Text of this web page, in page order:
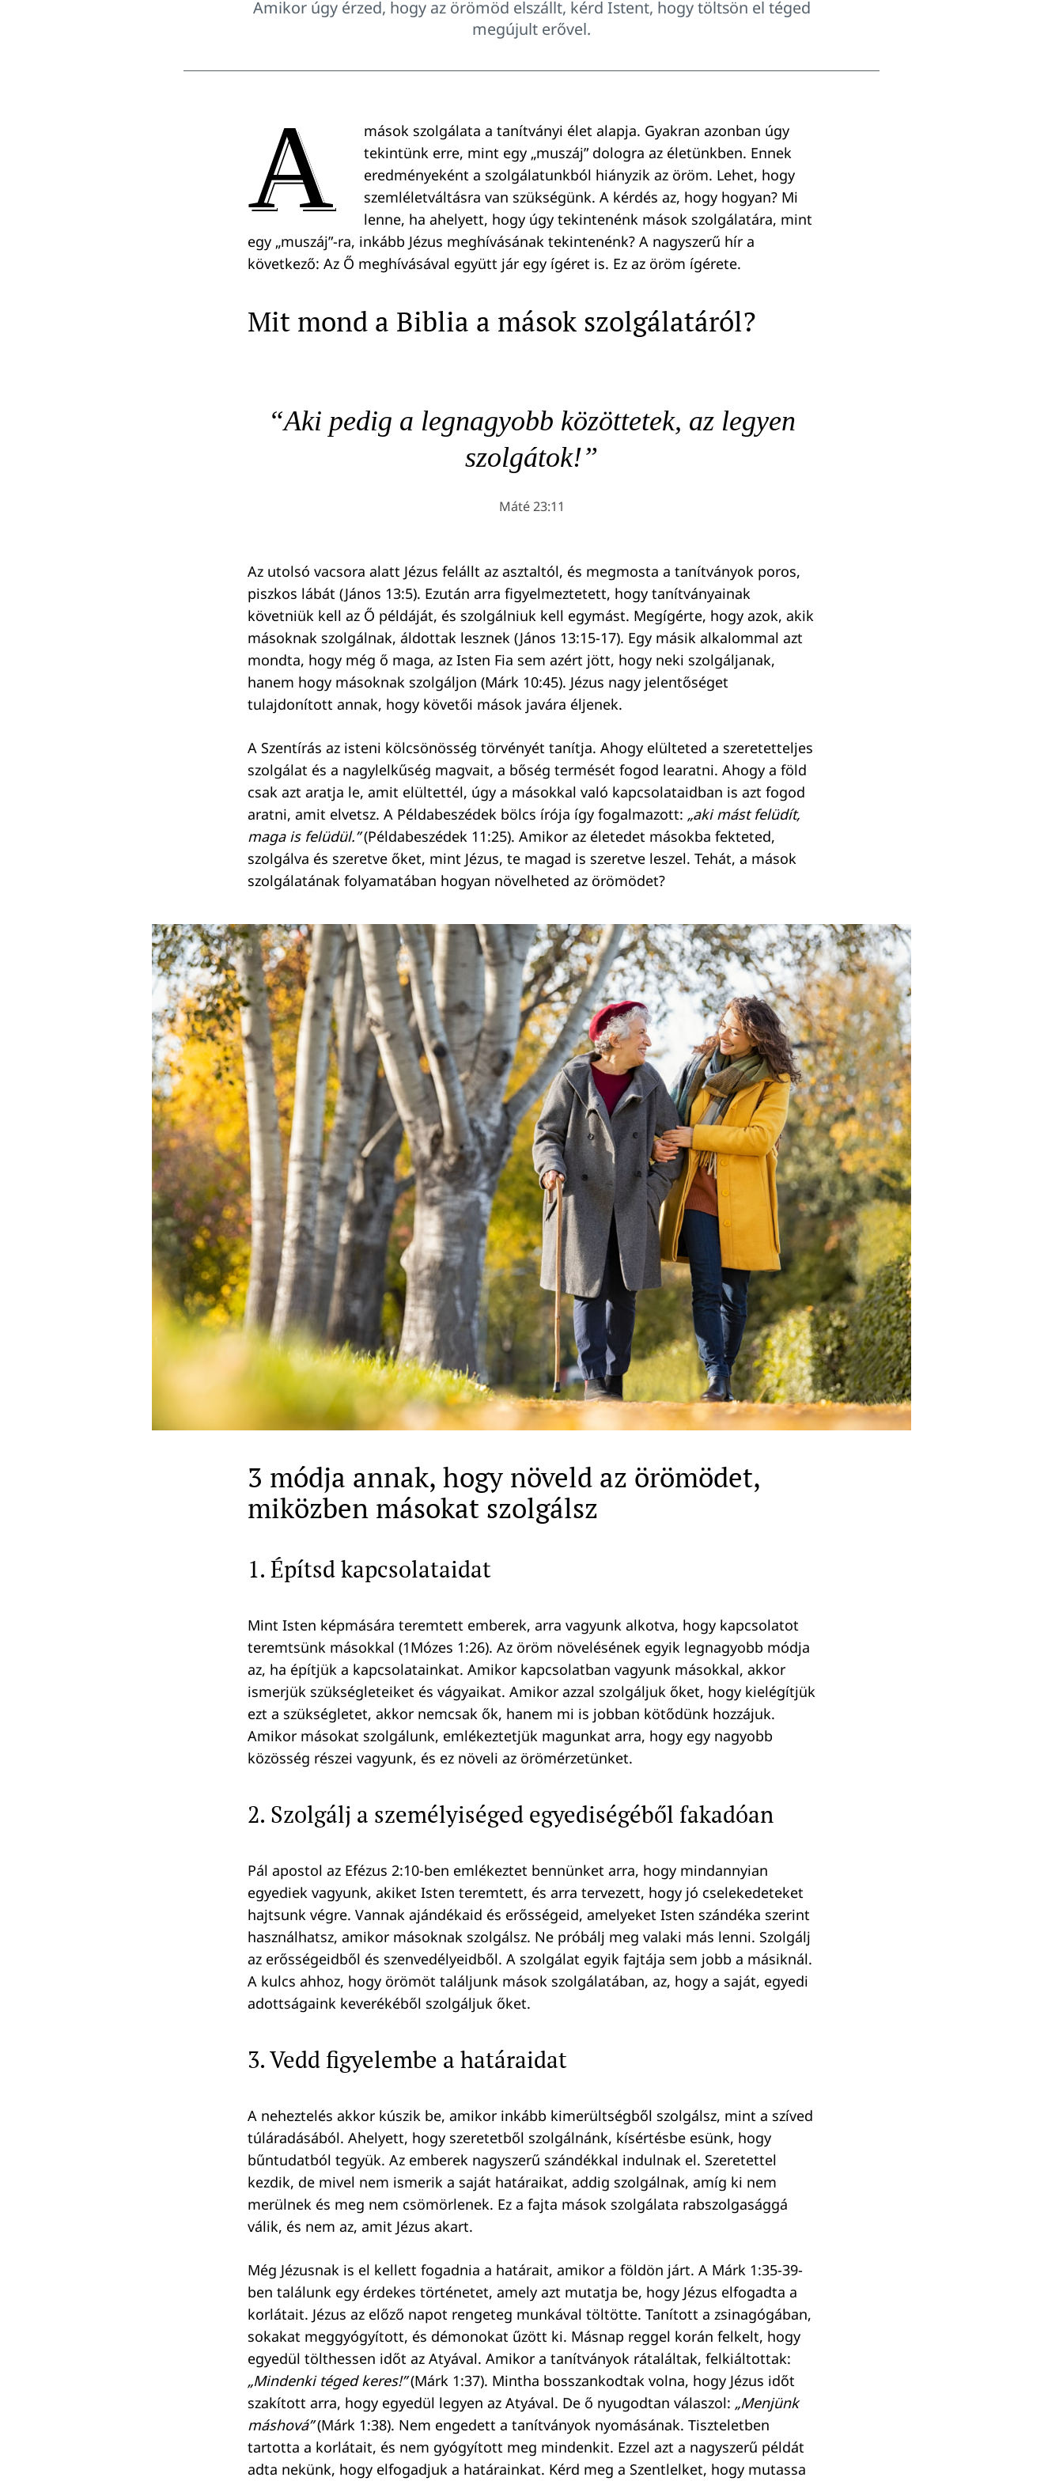
Amikor úgy érzed, hogy az örömöd elszállt, kérd Istent, hogy töltsön el téged
megújult erővel.
A
mások szolgálata a tanítványi élet alapja. Gyakran azonban úgy
tekintünk erre, mint egy „muszáj” dologra az életünkben. Ennek
eredményeként a szolgálatunkból hiányzik az öröm. Lehet, hogy
szemléletváltásra van szükségünk. A kérdés az, hogy hogyan? Mi
lenne, ha ahelyett, hogy úgy tekintenénk mások szolgálatára, mint
egy „muszáj”-ra, inkább Jézus meghívásának tekintenénk? A nagyszerű hír a
következő: Az Ő meghívásával együtt jár egy ígéret is. Ez az öröm ígérete.
Mit mond a Biblia a mások szolgálatáról?
“Aki pedig a legnagyobb közöttetek, az legyen
szolgátok!”
Máté 23:11
Az utolsó vacsora alatt Jézus felállt az asztaltól, és megmosta a tanítványok poros,
piszkos lábát (János 13:5). Ezután arra figyelmeztetett, hogy tanítványainak
követniük kell az Ő példáját, és szolgálniuk kell egymást. Megígérte, hogy azok, akik
másoknak szolgálnak, áldottak lesznek (János 13:15-17). Egy másik alkalommal azt
mondta, hogy még ő maga, az Isten Fia sem azért jött, hogy neki szolgáljanak,
hanem hogy másoknak szolgáljon (Márk 10:45). Jézus nagy jelentőséget
tulajdonított annak, hogy követői mások javára éljenek.
A Szentírás az isteni kölcsönösség törvényét tanítja. Ahogy elülteted a szeretetteljes
szolgálat és a nagylelkűség magvait, a bőség termését fogod learatni. Ahogy a föld
csak azt aratja le, amit elültettél, úgy a másokkal való kapcsolataidban is azt fogod
aratni, amit elvetsz. A Példabeszédek bölcs írója így fogalmazott: „aki mást felüdít,
maga is felüdül.”(Példabeszédek 11:25). Amikor az életedet másokba fekteted,
szolgálva és szeretve őket, mint Jézus, te magad is szeretve leszel. Tehát, a mások
szolgálatának folyamatában hogyan növelheted az örömödet?
3 módja annak, hogy növeld az örömödet,
miközben másokat szolgálsz
1. Építsd kapcsolataidat
Mint Isten képmására teremtett emberek, arra vagyunk alkotva, hogy kapcsolatot
teremtsünk másokkal (1Mózes 1:26). Az öröm növelésének egyik legnagyobb módja
az, ha építjük a kapcsolatainkat. Amikor kapcsolatban vagyunk másokkal, akkor
ismerjük szükségleteiket és vágyaikat. Amikor azzal szolgáljuk őket, hogy kielégítjük
ezt a szükségletet, akkor nemcsak ők, hanem mi is jobban kötődünk hozzájuk.
Amikor másokat szolgálunk, emlékeztetjük magunkat arra, hogy egy nagyobb
közösség részei vagyunk, és ez növeli az örömérzetünket.
2. Szolgálj a személyiséged egyediségéből fakadóan
Pál apostol az Efézus 2:10-ben emlékeztet bennünket arra, hogy mindannyian
egyediek vagyunk, akiket Isten teremtett, és arra tervezett, hogy jó cselekedeteket
hajtsunk végre. Vannak ajándékaid és erősségeid, amelyeket Isten szándéka szerint
használhatsz, amikor másoknak szolgálsz. Ne próbálj meg valaki más lenni. Szolgálj
az erősségeidből és szenvedélyeidből. A szolgálat egyik fajtája sem jobb a másiknál.
A kulcs ahhoz, hogy örömöt találjunk mások szolgálatában, az, hogy a saját, egyedi
adottságaink keverékéből szolgáljuk őket.
3. Vedd figyelembe a határaidat
A neheztelés akkor kúszik be, amikor inkább kimerültségből szolgálsz, mint a szíved
túláradásából. Ahelyett, hogy szeretetből szolgálnánk, kísértésbe esünk, hogy
bűntudatból tegyük. Az emberek nagyszerű szándékkal indulnak el. Szeretettel
kezdik, de mivel nem ismerik a saját határaikat, addig szolgálnak, amíg ki nem
merülnek és meg nem csömörlenek. Ez a fajta mások szolgálata rabszolgasággá
válik, és nem az, amit Jézus akart.
Még Jézusnak is el kellett fogadnia a határait, amikor a földön járt. A Márk 1:35-39-
ben találunk egy érdekes történetet, amely azt mutatja be, hogy Jézus elfogadta a
korlátait. Jézus az előző napot rengeteg munkával töltötte. Tanított a zsinagógában,
sokakat meggyógyított, és démonokat űzött ki. Másnap reggel korán felkelt, hogy
egyedül tölthessen időt az Atyával. Amikor a tanítványok rátaláltak, felkiáltottak:
„Mindenki téged keres!”(Márk 1:37). Mintha bosszankodtak volna, hogy Jézus időt
szakított arra, hogy egyedül legyen az Atyával. De ő nyugodtan válaszol: „Menjünk
máshová”(Márk 1:38). Nem engedett a tanítványok nyomásának. Tiszteletben
tartotta a korlátait, és nem gyógyított meg mindenkit. Ezzel azt a nagyszerű példát
adta nekünk, hogy elfogadjuk a határainkat. Kérd meg a Szentlelket, hogy mutassa